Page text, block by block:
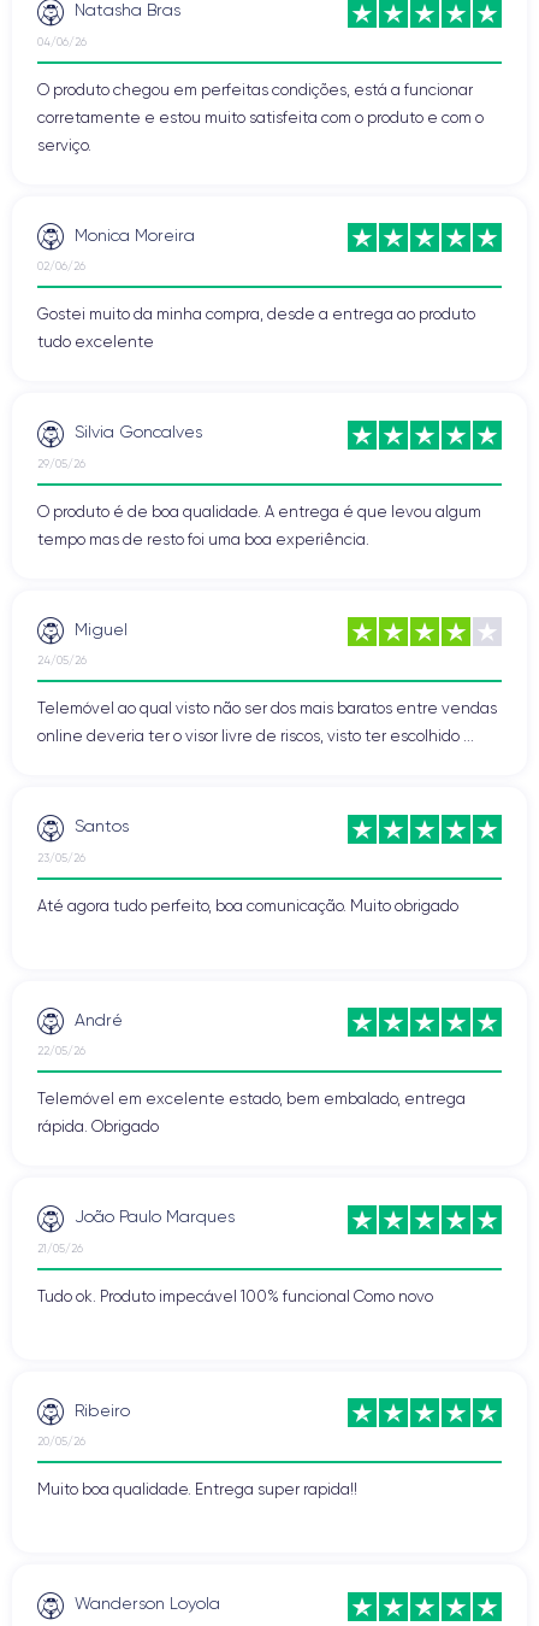
Natasha Bras
04/06/26
O produto chegou em perfeitas condições, está a funcionar
corretamente e estou muito satisfeita com o produto e com o
serviço.
Monica Moreira
02/06/26
Gostei muito da minha compra, desde a entrega ao produto
tudo excelente
Silvia Goncalves
29/05/26
O produto é de boa qualidade. A entrega é que levou algum
tempo mas de resto foi uma boa experiência.
Miguel
24/05/26
Telemóvel ao qual visto não ser dos mais baratos entre vendas
online deveria ter o visor livre de riscos, visto ter escolhido ...
Santos
23/05/26
Até agora tudo perfeito, boa comunicação. Muito obrigado
André
22/05/26
Telemóvel em excelente estado, bem embalado, entrega
rápida. Obrigado
João Paulo Marques
21/05/26
Tudo ok. Produto impecável 100% funcional Como novo
Ribeiro
20/05/26
Muito boa qualidade. Entrega super rapida!!
Wanderson Loyola